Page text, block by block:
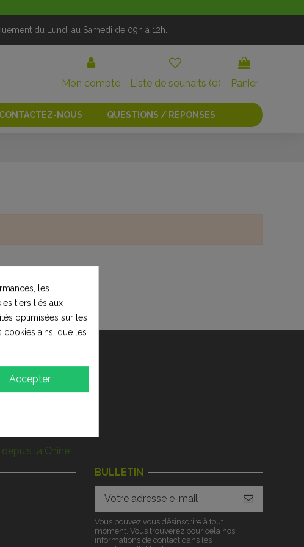
du Lundi au Samedi de 09h à 12h.
Mon compte Liste de souhaits (0) Panier
CONTACTEZ-NOUS QUESTIONS / RÉPONSES
la Chine!
BULLETIN
Vous pouvez vous désinscrire à tout
moment. Vous trouverez pour cela nos
informations de contact dans les
les
tiers liés aux
optimisées sur les
cookies ainsi que les
Accepter